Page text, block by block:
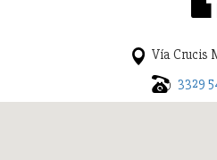
Vía Crucis
3329